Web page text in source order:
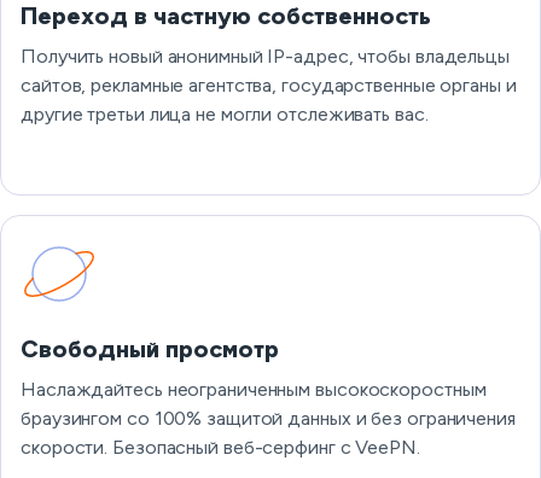
Переход в частную собственность
Получить новый анонимный IP-адрес, чтобы владельцы
сайтов, рекламные агентства, государственные органы и
другие третьи лица не могли отслеживать вас.
Свободный просмотр
Наслаждайтесь неограниченным высокоскоростным
браузингом со 100% защитой данных и без ограничения
скорости. Безопасный веб-серфинг с VeePN.